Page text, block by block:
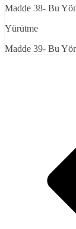
Madde 38- Bu
Yürütme
Madde 39- Bu